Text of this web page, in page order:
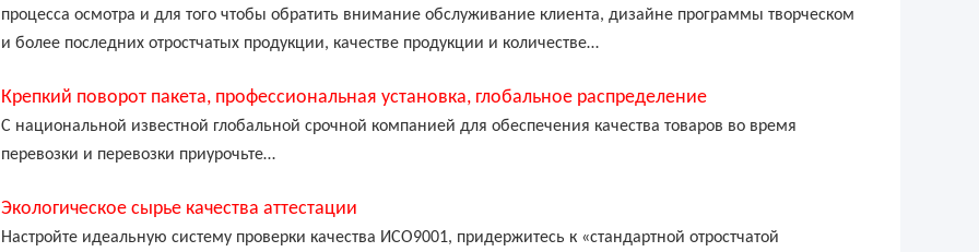
процесса осмотра и для того чтобы обратить внимание обслуживание клиента, дизайне программы творческом
и более последних отростчатых продукции, качестве продукции и количестве…
Крепкий поворот пакета, профессиональная установка, глобальное распределение
С национальной известной глобальной срочной компанией для обеспечения качества товаров во время
перевозки и перевозки приурочьте…
Экологическое сырье качества аттестации
Настройте идеальную систему проверки качества ИСО9001, придержитесь к «стандартной отростчатой